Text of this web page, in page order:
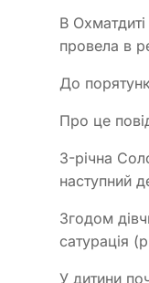
В
провела в
До
Про це
3-річна
наступний
Згодом
сатурація
У дитини